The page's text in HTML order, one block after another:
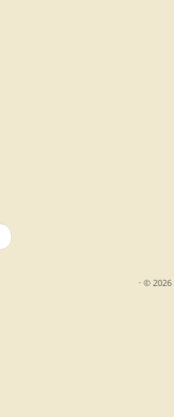
· © 2026